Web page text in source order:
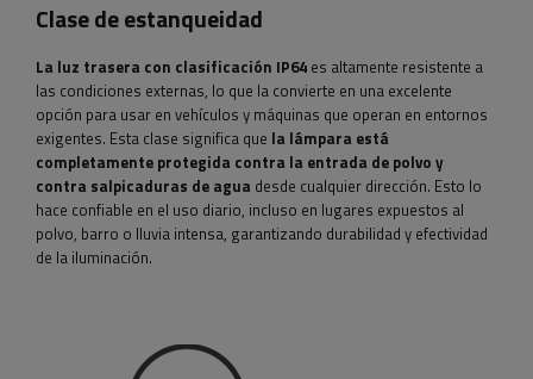
Clase de estanqueidad
La luz trasera con clasificación IP64 es altamente resistente a
las condiciones externas, lo que la convierte en una excelente
opción para usar en vehículos y máquinas que operan en entornos
exigentes. Esta clase significa que la lámpara está
completamente protegida contra la entrada de polvo y
contra salpicaduras de agua desde cualquier dirección. Esto lo
hace confiable en el uso diario, incluso en lugares expuestos al
polvo, barro o lluvia intensa, garantizando durabilidad y efectividad
de la iluminación.